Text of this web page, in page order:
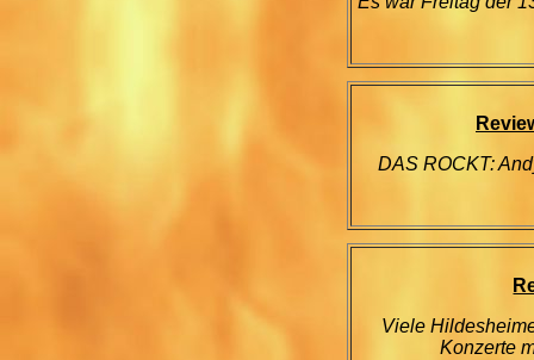
DAS ROCKT:
Viele
Konzerte